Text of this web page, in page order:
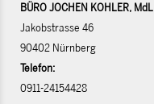
BÜRO JOCHEN KOHLER, MdL
Jakobstrasse 46
90402 Nürnberg
Telefon:
0911-24154428